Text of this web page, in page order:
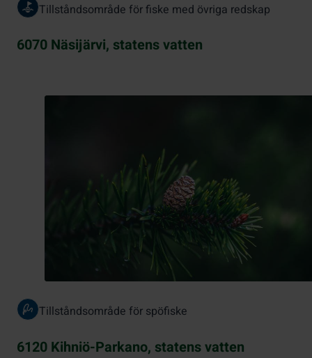
Tillståndsområde för fiske med övriga redskap
6070 Näsijärvi, statens vatten
Tillståndsområde för spöfiske
6120 Kihniö-Parkano, statens vatten